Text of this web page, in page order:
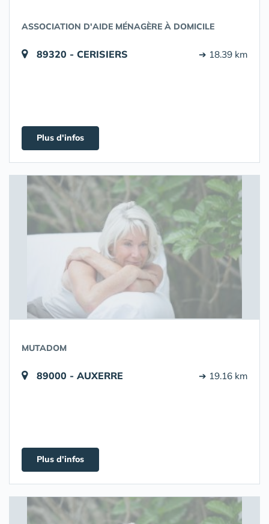
ASSOCIATION D'AIDE MÉNAGÈRE À DOMICILE
89320 - CERISIERS ➔ 18.39 km
Plus d'infos
MUTADOM
89000 - AUXERRE ➔ 19.16 km
Plus d'infos